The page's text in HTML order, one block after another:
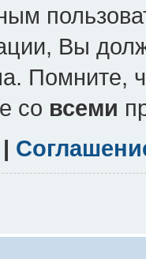
Вы
Помните,
со всеми